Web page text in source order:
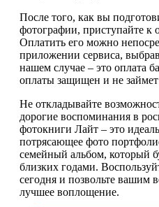
После того, как вы
фотографии, приступайте к
Оплатить его можно
приложении сервиса,
нашем случае – это оплата
оплаты защищен и не
Не откладывайте
дорогие воспоминания в
фотокниги Лайт – это
потрясающее фото
семейный альбом, который
близких годами.
сегодня и позвольте вашим
лучшее воплощение.